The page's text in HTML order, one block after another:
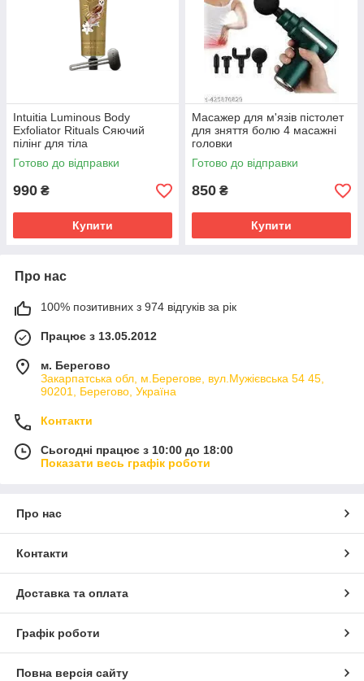
Intuitia Luminous Body
Exfoliator Rituals Сяючий
пілінг для тіла
Готово до відправки
990 ₴
Купити
Масажер для м'язів пістолет
для зняття болю 4 масажні
головки
Готово до відправки
850 ₴
Купити
Про нас
100% позитивних з 974 відгуків за рік
Працює з 13.05.2012
м. Берегово
Закарпатська обл, м.Берегове, вул.Мужієвська 54 45,
90201, Берегово, Україна
Контакти
Сьогодні працює з 10:00 до 18:00
Показати весь графік роботи
Про нас
Контакти
Доставка та оплата
Графік роботи
Повна версія сайту